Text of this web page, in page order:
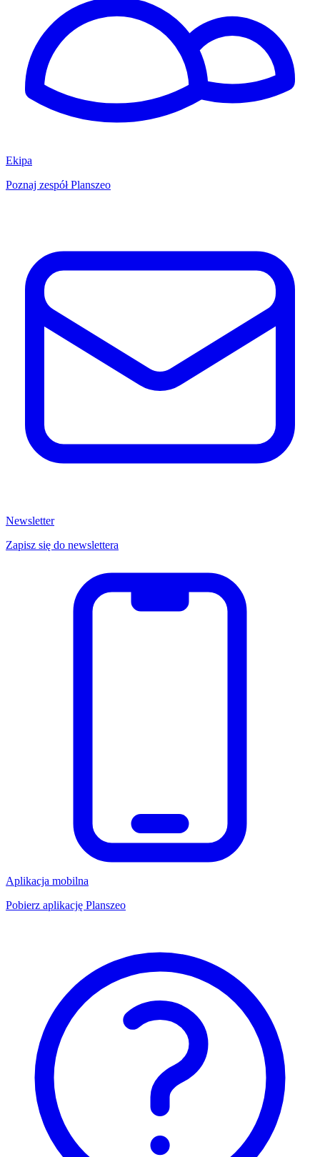
Ekipa
Poznaj zespół Planszeo
Newsletter
Zapisz się do newslettera
Aplikacja mobilna
Pobierz aplikację Planszeo